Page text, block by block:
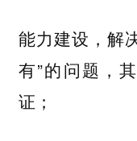
能力建设 ，解
有”的问题，
证；